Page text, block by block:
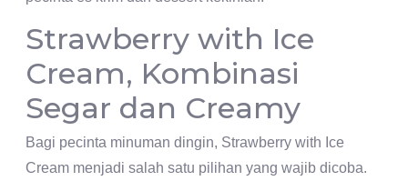
Strawberry with Ice
Cream, Kombinasi
Segar dan Creamy
Bagi pecinta minuman dingin, Strawberry with Ice
Cream menjadi salah satu pilihan yang wajib dicoba.